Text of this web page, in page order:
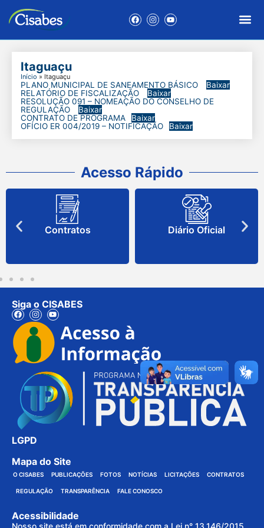
Itaguaçu
Início » Itaguaçu
PLANO MUNICIPAL DE SANEAMENTO BÁSICO
Baixar
RELATÓRIO DE FISCALIZAÇÃO
Baixar
RESOLUÇÃO 091 – NOMEAÇÃO DO CONSELHO DE
REGULAÇÃO
Baixar
CONTRATO DE PROGRAMA
Baixar
OFÍCIO ER 004/2019 – NOTIFICAÇÃO
Baixar
Acesso Rápido
Contratos Diário Oficial
Siga o CISABES
LGPD
Mapa do Site
O CISABES PUBLICAÇÕES FOTOS NOTÍCIAS LICITAÇÕES CONTRATOS
REGULAÇÃO TRANSPARÊNCIA FALE CONOSCO
Acessibilidade